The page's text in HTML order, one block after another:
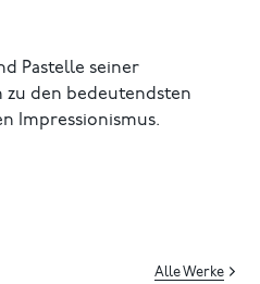
Pastelle seiner
zu den bedeutendsten
Impressionismus.
Alle Werke